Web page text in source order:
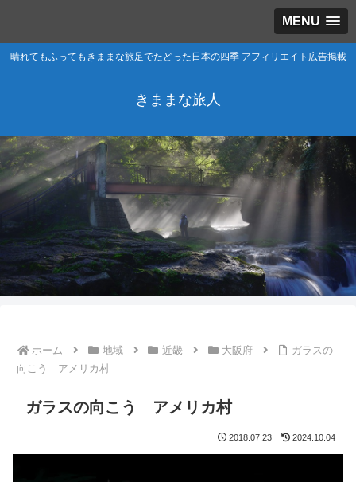
MENU
晴れてもふってもきままな旅足でたどった日本の四季 アフィリエイト広告掲載
きままな旅人
ホーム 地域 近畿 大阪府
ガラスの
向こう アメリカ村
ガラスの向こう アメリカ村
2018.07.23 2024.10.04